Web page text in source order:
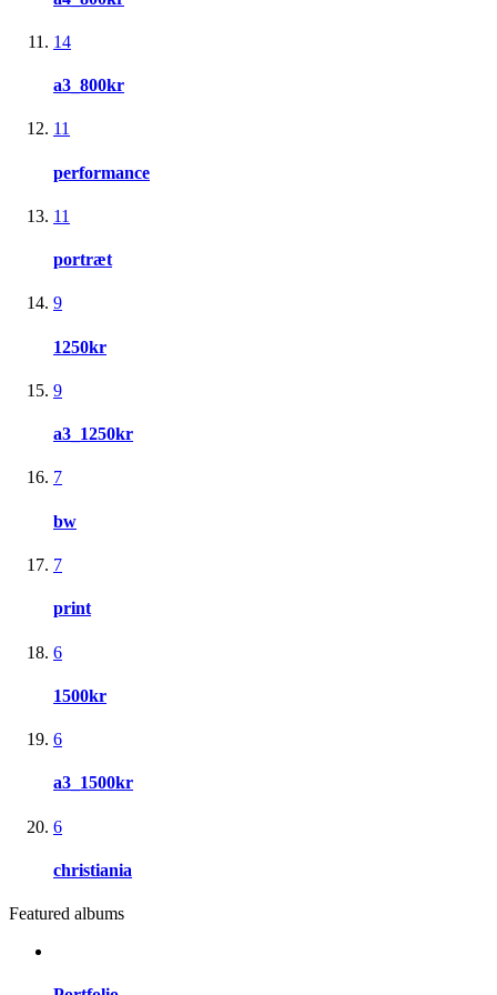
14
a3_800kr
11
performance
11
portræt
9
1250kr
9
a3_1250kr
7
bw
7
print
6
1500kr
6
a3_1500kr
6
christiania
Featured albums